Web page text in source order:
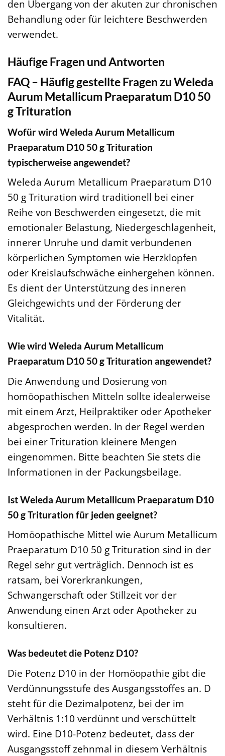
den Übergang von der akuten zur chronischen
Behandlung oder für leichtere Beschwerden
verwendet.
Häufige Fragen und Antworten
FAQ – Häufig gestellte Fragen zu Weleda
Aurum Metallicum Praeparatum D10 50
g Trituration
Wofür wird Weleda Aurum Metallicum
Praeparatum D10 50 g Trituration
typischerweise angewendet?
Weleda Aurum Metallicum Praeparatum D10
50 g Trituration wird traditionell bei einer
Reihe von Beschwerden eingesetzt, die mit
emotionaler Belastung, Niedergeschlagenheit,
innerer Unruhe und damit verbundenen
körperlichen Symptomen wie Herzklopfen
oder Kreislaufschwäche einhergehen können.
Es dient der Unterstützung des inneren
Gleichgewichts und der Förderung der
Vitalität.
Wie wird Weleda Aurum Metallicum
Praeparatum D10 50 g Trituration angewendet?
Die Anwendung und Dosierung von
homöopathischen Mitteln sollte idealerweise
mit einem Arzt, Heilpraktiker oder Apotheker
abgesprochen werden. In der Regel werden
bei einer Trituration kleinere Mengen
eingenommen. Bitte beachten Sie stets die
Informationen in der Packungsbeilage.
Ist Weleda Aurum Metallicum Praeparatum D10
50 g Trituration für jeden geeignet?
Homöopathische Mittel wie Aurum Metallicum
Praeparatum D10 50 g Trituration sind in der
Regel sehr gut verträglich. Dennoch ist es
ratsam, bei Vorerkrankungen,
Schwangerschaft oder Stillzeit vor der
Anwendung einen Arzt oder Apotheker zu
konsultieren.
Was bedeutet die Potenz D10?
Die Potenz D10 in der Homöopathie gibt die
Verdünnungsstufe des Ausgangsstoffes an. D
steht für die Dezimalpotenz, bei der im
Verhältnis 1:10 verdünnt und verschüttelt
wird. Eine D10-Potenz bedeutet, dass der
Ausgangsstoff zehnmal in diesem Verhältnis